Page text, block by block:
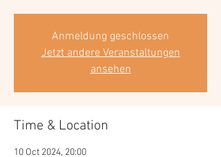
Anmeldung geschlossen
Jetzt andere Veranstaltungen
ansehen
Time & Location
10 Oct 2024, 20:00